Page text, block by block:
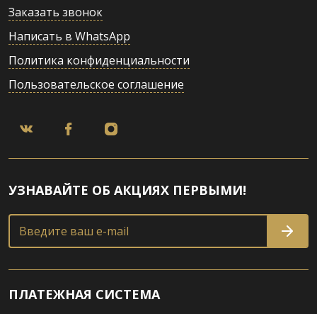
Заказать звонок
Написать в WhatsApp
Политика конфиденциальности
Пользовательское соглашение
УЗНАВАЙТЕ ОБ АКЦИЯХ ПЕРВЫМИ!
Введите ваш e-mail
ПЛАТЕЖНАЯ СИСТЕМА